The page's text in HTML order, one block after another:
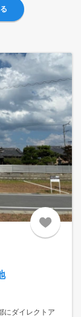
にダイレクトア